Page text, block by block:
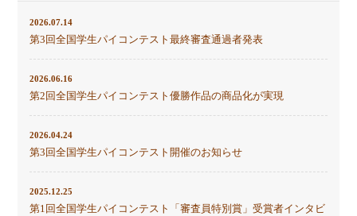
2026.07.14
第3回全国学生パイコンテスト最終審査通過者発表
2026.06.16
第2回全国学生パイコンテスト優勝作品の商品化が実現
2026.04.24
第3回全国学生パイコンテスト開催のお知らせ
2025.12.25
第1回全国学生パイコンテスト「審査員特別賞」受賞者インタビ